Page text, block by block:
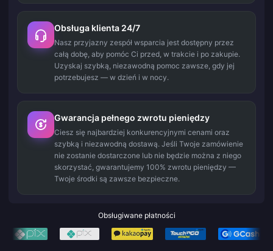
Obsługa klienta 24/7
Nasz przyjazny zespół wsparcia jest dostępny przez
całą dobę, aby pomóc Ci przed, w trakcie i po zakupie.
Uzyskaj szybką, niezawodną pomoc zawsze, gdy jej
potrzebujesz — w dzień i w nocy.
Gwarancja pełnego zwrotu pieniędzy
Ciesz się najbardziej konkurencyjnymi cenami oraz
szybką i niezawodną dostawą. Jeśli Twoje zamówienie
nie zostanie dostarczone lub nie będzie można z niego
skorzystać, gwarantujemy 100% zwrotu pieniędzy —
Twoje środki są zawsze bezpieczne.
Obsługiwane płatności